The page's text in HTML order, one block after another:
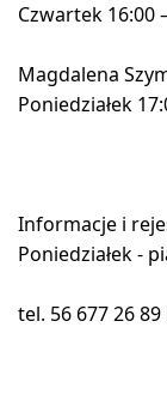
Czwartek 16:00
Magdalena
Poniedziałek
Informacje i
Poniedziałek -
tel. 56 677 26